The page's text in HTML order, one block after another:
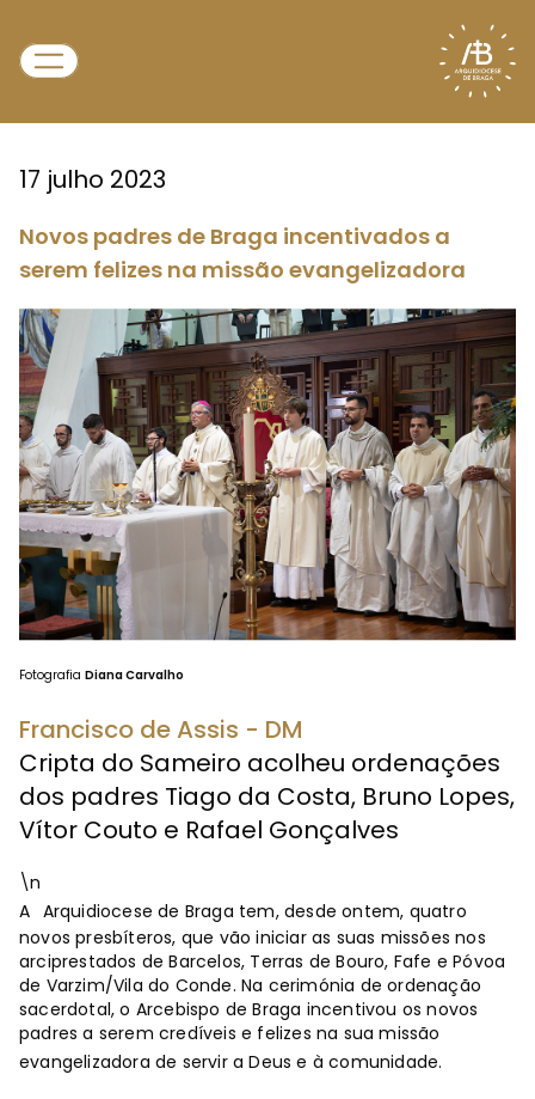
17 julho 2023
Novos padres de Braga incentivados a
serem felizes na missão evangelizadora
Fotografia Diana Carvalho
Francisco de Assis - DM
Cripta do Sameiro acolheu ordenações
dos padres Tiago da Costa, Bruno Lopes,
Vítor Couto e Rafael Gonçalves
\n
A Arquidiocese de Braga tem, desde ontem, quatro
novos presbíteros, que vão iniciar as suas missões nos
arciprestados de Barcelos, Terras de Bouro, Fafe e Póvoa
de Varzim/Vila do Conde. Na cerimónia de ordenação
sacerdotal, o Arcebispo de Braga incentivou os novos
padres a serem credíveis e felizes na sua missão
evangelizadora de servir a Deus e à comunidade.